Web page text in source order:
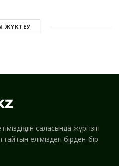
ЖҮКТЕУ
дін саласында жүргізіп
еліміздегі бірден-бір